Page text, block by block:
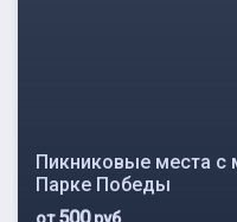
Пикниковые места с
Парке Победы